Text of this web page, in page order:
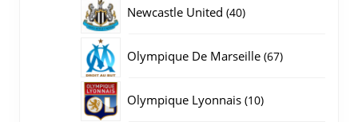
Newcastle United 4040
Olympique De Marseille 6767
Olympique Lyonnais 1010